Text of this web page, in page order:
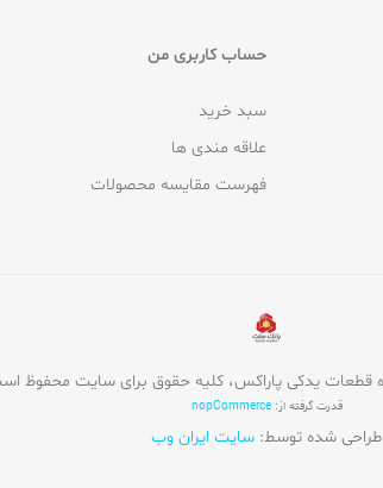
حساب کاربری من
سبد خرید
علاقه مندی ها
فهرست مقایسه محصولات
قدرت گرفته از:nopCommerce
طراحی شده توسط: سایت ایران وب